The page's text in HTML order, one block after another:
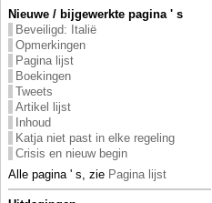
Nieuwe / bijgewerkte pagina ' s
Beveiligd: Italië
Opmerkingen
Pagina lijst
Boekingen
Tweets
Artikel lijst
Inhoud
Katja niet past in elke regeling
Crisis en nieuw begin
Alle pagina ' s, zie Pagina lijst